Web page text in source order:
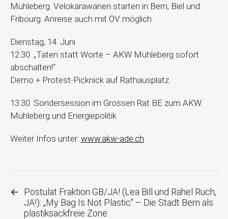
Mühleberg. Velokarawanen starten in Bern, Biel und
Fribourg. Anreise auch mit ÖV möglich.
Dienstag, 14. Juni
12.30: „Taten statt Worte – AKW Mühleberg sofort
abschalten!“
Demo + Protest-Picknick auf Rathausplatz.
13.30: Sondersession im Grossen Rat BE zum AKW
Mühleberg und Energiepolitik
Weiter Infos unter: www.akw-ade.ch
←
Postulat Fraktion GB/JA! (Lea Bill und Rahel Ruch,
JA!): „My Bag Is Not Plastic“ – Die Stadt Bern als
plastiksackfreie Zone